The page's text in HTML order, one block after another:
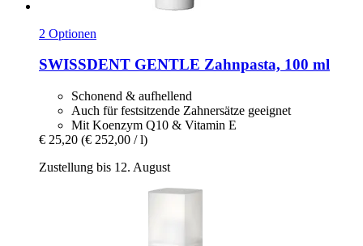
2 Optionen
SWISSDENT GENTLE Zahnpasta, 100 ml
Schonend & aufhellend
Auch für festsitzende Zahnersätze geeignet
Mit Koenzym Q10 & Vitamin E
€ 25,20 (€ 252,00 / l)
Zustellung bis 12. August